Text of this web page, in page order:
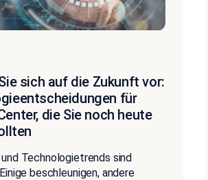
sich auf die Zukunft vor:
für
die Sie noch heute
Technologietrends sind
beschleunigen, andere